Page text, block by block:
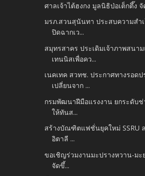
ศาลเจ้าไต้ฮงกง มูลนิธิป่อเต็กตึ๊ง จั
มรภ.สวนสุนันทา ประสบความสำเ
ปิดฉากเว...
สมุทรสาคร ประเดิมเจ้าภาพสนา
เทนนิสเพื่อคว...
เนคเทค สวทช. ประกาศทางรอดป
เปลี่ยนจาก ...
กรมพัฒนาฝีมือแรงงาน ยกระดับ
ให้ทันส...
สร้างบัณฑิตแฟชั่นยุคใหม่ SSRU
อิตาลี ...
ขอเชิญร่วมงานมะปรางหวาน-มะ
จัดขึ้...